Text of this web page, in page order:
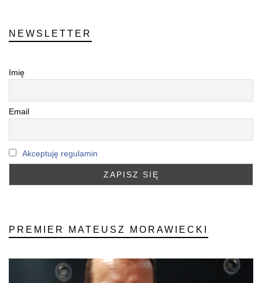
NEWSLETTER
Imię
Email
Akceptuję regulamin
PREMIER MATEUSZ MORAWIECKI